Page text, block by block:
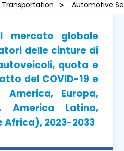
Automotive
mercato globale
delle cinture di
quota e
del COVID-19 e
America, Europa,
America Latina,
Africa), 2023-2033